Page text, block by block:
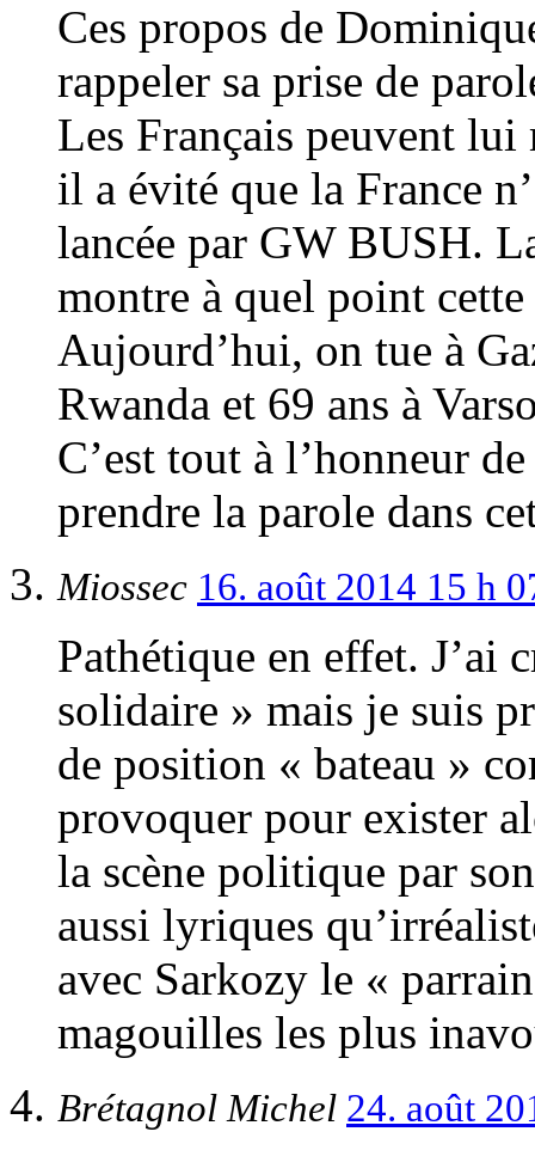
Ces propos de
rappeler sa prise de
Les Français peuvent
il a évité que la France
lancée par GW BUSH.
montre à quel point
Aujourd’hui, on tue à
Rwanda et 69 ans à
C’est tout à l’honneur
prendre la parole dans
Miossec 16. août 2014 15 h
Pathétique en effet. J’ai
solidaire » mais je suis
de position « bateau »
provoquer pour exister
la scène politique par
aussi lyriques
avec Sarkozy le «
magouilles les plus
Brétagnol Michel 24. août